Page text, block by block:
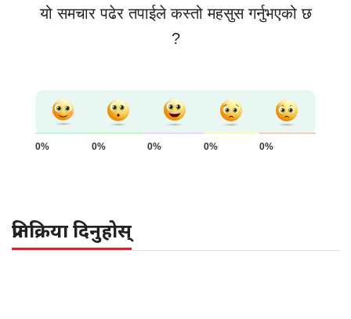
यो समचार पढेर तपाईले कस्तो महसुस गर्नुभएको छ
?
0% 0% 0% 0% 0%
प्रतिक्रिया दिनुहोस्